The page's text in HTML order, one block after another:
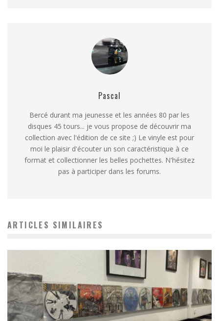
Pascal
Bercé durant ma jeunesse et les années 80 par les
disques 45 tours... je vous propose de découvrir ma
collection avec l'édition de ce site ;) Le vinyle est pour
moi le plaisir d'écouter un son caractéristique à ce
format et collectionner les belles pochettes. N'hésitez
pas à participer dans les forums.
ARTICLES SIMILAIRES